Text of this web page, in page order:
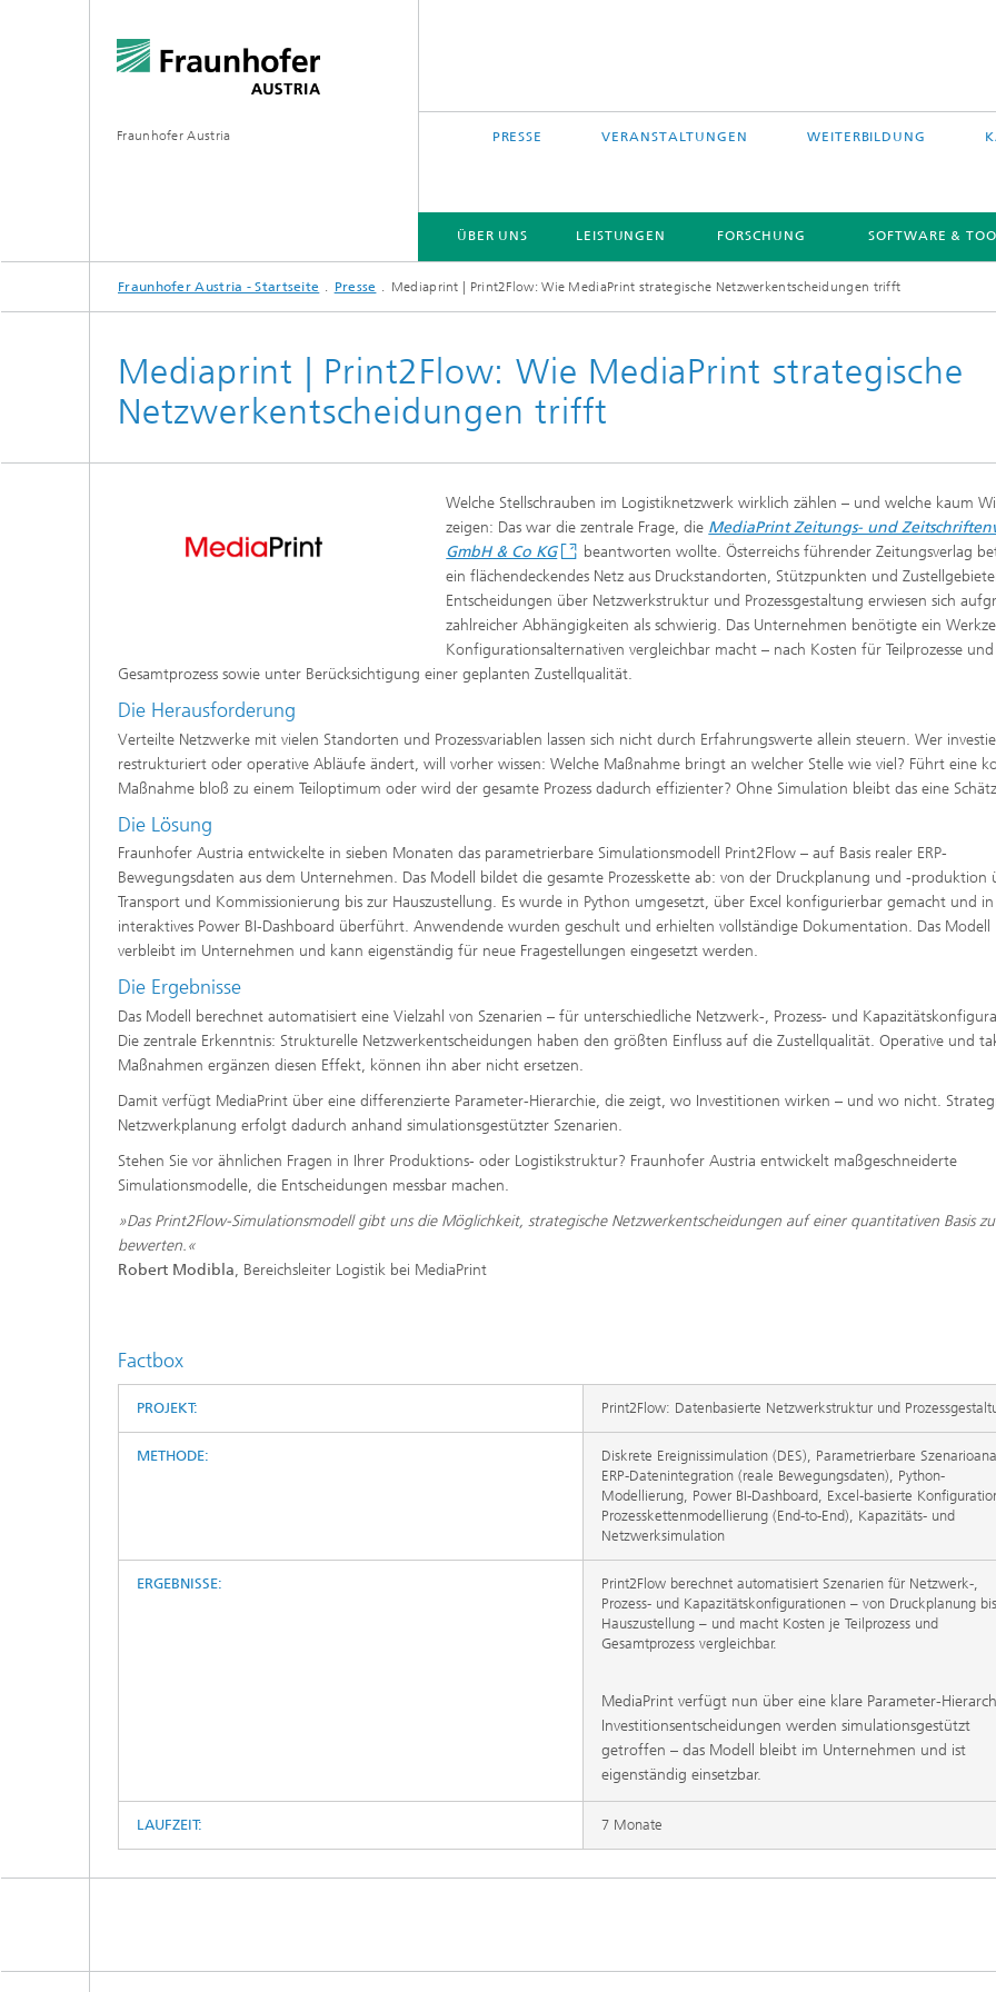
Fraunhofer Austria PRESSE VERANSTALTUNGEN WEITERBILDUNG
ÜBER UNS LEISTUNGEN FORSCHUNG SOFTWARE &
Fraunhofer Austria - Startseite Presse Mediaprint | Print2Flow: Wie MediaPrint strategische Netzwerkentscheidungen trifft
Mediaprint | Print2Flow: Wie MediaPrint strategische
Netzwerkentscheidungen trifft
Welche Stellschrauben im Logistiknetzwerk wirklich zählen – und welche kaum
zeigen: Das war die zentrale Frage, die MediaPrint Zeitungs- und
GmbH & Co KG
beantworten wollte. Österreichs führender Zeitungsverlag
ein flächendeckendes Netz aus Druckstandorten, Stützpunkten und
Entscheidungen über Netzwerkstruktur und Prozessgestaltung erwiesen sich
zahlreicher Abhängigkeiten als schwierig. Das Unternehmen benötigte ein
Konfigurationsalternativen vergleichbar macht – nach Kosten für Teilprozesse
Gesamtprozess sowie unter Berücksichtigung einer geplanten Zustellqualität.
Die Herausforderung
Verteilte Netzwerke mit vielen Standorten und Prozessvariablen lassen sich nicht durch Erfahrungswerte allein steuern. Wer
restrukturiert oder operative Abläufe ändert, will vorher wissen: Welche Maßnahme bringt an welcher Stelle wie viel? Führt eine
Maßnahme bloß zu einem Teiloptimum oder wird der gesamte Prozess dadurch effizienter? Ohne Simulation bleibt das eine
Die Lösung
Fraunhofer Austria entwickelte in sieben Monaten das parametrierbare Simulationsmodell Print2Flow – auf Basis realer ERP-
Bewegungsdaten aus dem Unternehmen. Das Modell bildet die gesamte Prozesskette ab: von der Druckplanung und -produktion
Transport und Kommissionierung bis zur Hauszustellung. Es wurde in Python umgesetzt, über Excel konfigurierbar gemacht und
interaktives Power BI-Dashboard überführt. Anwendende wurden geschult und erhielten vollständige Dokumentation. Das Modell
verbleibt im Unternehmen und kann eigenständig für neue Fragestellungen eingesetzt werden.
Die Ergebnisse
Das Modell berechnet automatisiert eine Vielzahl von Szenarien – für unterschiedliche Netzwerk-, Prozess- und
Die zentrale Erkenntnis: Strukturelle Netzwerkentscheidungen haben den größten Einfluss auf die Zustellqualität. Operative und
Maßnahmen ergänzen diesen Effekt, können ihn aber nicht ersetzen.
Damit verfügt MediaPrint über eine differenzierte Parameter-Hierarchie, die zeigt, wo Investitionen wirken – und wo nicht.
Netzwerkplanung erfolgt dadurch anhand simulationsgestützter Szenarien.
Stehen Sie vor ähnlichen Fragen in Ihrer Produktions- oder Logistikstruktur? Fraunhofer Austria entwickelt maßgeschneiderte
Simulationsmodelle, die Entscheidungen messbar machen.
»Das Print2Flow-Simulationsmodell gibt uns die Möglichkeit, strategische Netzwerkentscheidungen auf einer quantitativen Basis zu
bewerten.«
Robert Modibla, Bereichsleiter Logistik bei MediaPrint
Factbox
PROJEKT: Print2Flow: Datenbasierte Netzwerkstruktur und
METHODE:
Diskrete Ereignissimulation (DES), Parametrierbare
ERP-Datenintegration (reale Bewegungsdaten), Python-
Modellierung, Power BI-Dashboard, Excel-basierte
Prozesskettenmodellierung (End-to-End), Kapazitäts- und
Netzwerksimulation
ERGEBNISSE:
Print2Flow berechnet automatisiert Szenarien für Netzwerk-,
Prozess- und Kapazitätskonfigurationen – von Druckplanung bis
Hauszustellung – und macht Kosten je Teilprozess und
Gesamtprozess vergleichbar.
MediaPrint verfügt nun über eine klare Parameter-
Investitionsentscheidungen werden simulationsgestützt
getroffen – das Modell bleibt im Unternehmen und ist
eigenständig einsetzbar.
LAUFZEIT: 7 Monate